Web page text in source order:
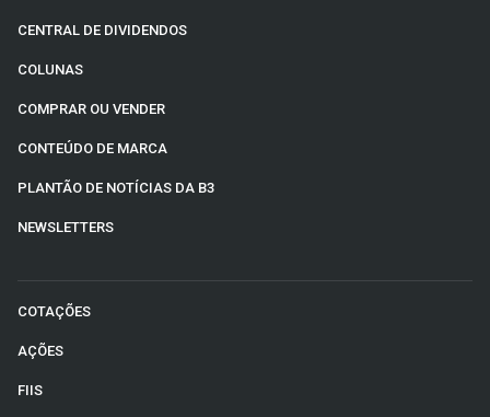
CENTRAL DE DIVIDENDOS
COLUNAS
COMPRAR OU VENDER
CONTEÚDO DE MARCA
PLANTÃO DE NOTÍCIAS DA B3
NEWSLETTERS
COTAÇÕES
AÇÕES
FIIS